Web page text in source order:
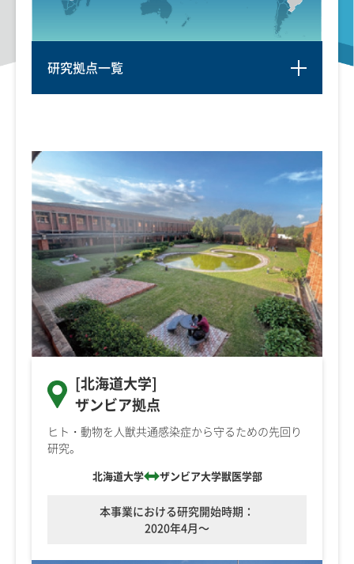
研究拠点一覧
[北海道大学]
ザンビア拠点
ヒト・動物を人獣共通感染症から守るための先回り
研究。
北海道大学 ザンビア大学獣医学部
本事業における研究開始時期：
2020年4月～